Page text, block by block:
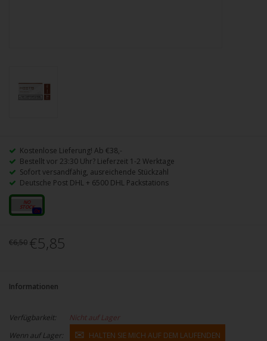
Kostenlose Lieferung! Ab €38,-
Bestellt vor 23:30 Uhr? Lieferzeit 1-2 Werktage
Sofort versandfähig, ausreichende Stückzahl
Deutsche Post DHL + 6500 DHL Packstations
20 Stk
0x
€6,50 €5,85
Informationen
Verfügbarkeit:
Nicht auf Lager
Wenn auf Lager:
HALTEN SIE MICH AUF DEM LAUFENDEN